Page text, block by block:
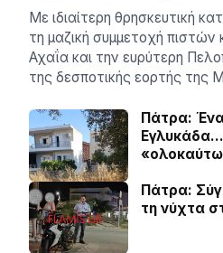
Με ιδιαίτερη θρησκευτική
τη μαζική συμμετοχή
Αχαΐα και την ευρύτερη
της δεσποτικής εορτής
Πάτρα:
Εγλυκάδα…
Πάτρα:
τη νύχτα